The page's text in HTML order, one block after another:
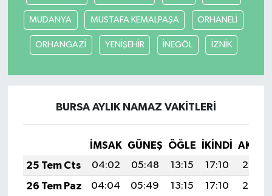
MUDANYA MUSTAFA KEMALPAŞA ORHANELİ
ORHANGAZİ YENİŞEHİR İNEGÖL İZNİK
BURSA AYLIK NAMAZ VAKITLERI
İMSAK GÜNEŞ ÖĞLE İKINDI
25 Tem Cts
04:02 05:48 13:15 17:10
20:33
26 Tem Paz
04:04 05:49 13:15 17:10
20:32